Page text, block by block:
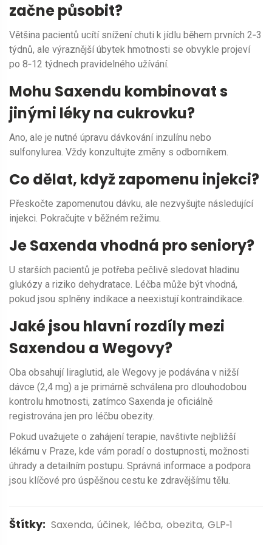
začne působit?
Většina pacientů ucítí snížení chuti k jídlu během prvních 2‑3
týdnů, ale výraznější úbytek hmotnosti se obvykle projeví
po 8‑12 týdnech pravidelného užívání.
Mohu Saxendu kombinovat s
jinými léky na cukrovku?
Ano, ale je nutné úpravu dávkování inzulínu nebo
sulfonylurea. Vždy konzultujte změny s odborníkem.
Co dělat, když zapomenu injekci?
Přeskočte zapomenutou dávku, ale nezvyšujte následující
injekci. Pokračujte v běžném režimu.
Je Saxenda vhodná pro seniory?
U starších pacientů je potřeba pečlivě sledovat hladinu
glukózy a riziko dehydratace. Léčba může být vhodná,
pokud jsou splněny indikace a neexistují kontraindikace.
Jaké jsou hlavní rozdíly mezi
Saxendou a Wegovy?
Oba obsahují liraglutid, ale Wegovy je podávána v nižší
dávce (2,4 mg) a je primárně schválena pro dlouhodobou
kontrolu hmotnosti, zatímco Saxenda je oficiálně
registrována jen pro léčbu obezity.
Pokud uvažujete o zahájení terapie, navštivte nejbližší
lékárnu v Praze, kde vám poradí o dostupnosti, možnosti
úhrady a detailním postupu. Správná informace a podpora
jsou klíčové pro úspěšnou cestu ke zdravějšímu tělu.
Štítky: Saxenda účinek léčba obezita GLP‑1